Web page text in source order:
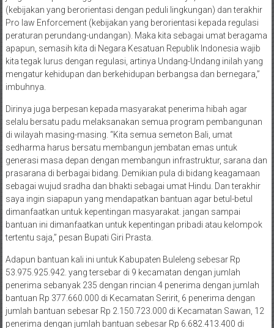
(kebijakan yang berorientasi dengan peduli lingkungan) dan terakhir
Pro law Enforcement (kebijakan yang berorientasi kepada regulasi
peraturan perundang-undangan). Maka kita sebagai umat beragama
apapun, semasih kita di Negara Kesatuan Republik Indonesia wajib
kita tegak lurus dengan regulasi, artinya Undang-Undang inilah yang
mengatur kehidupan dan berkehidupan berbangsa dan bernegara,”
imbuhnya.
Dirinya juga berpesan kepada masyarakat penerima hibah agar
selalu bersatu padu melaksanakan semua program pembangunan
di wilayah masing-masing. “Kita semua semeton Bali, umat
sedharma harus bersatu membangun jembatan emas untuk
generasi masa depan dengan membangun infrastruktur, sarana dan
prasarana di berbagai bidang. Demikian pula di bidang keagamaan
sebagai wujud sradha dan bhakti sebagai umat Hindu. Dan terakhir
saya ingin siapapun yang mendapatkan bantuan agar betul-betul
dimanfaatkan untuk kepentingan masyarakat. jangan sampai
bantuan ini dimanfaatkan untuk kepentingan pribadi atau kelompok
tertentu saja,” pesan Bupati Giri Prasta.
Adapun bantuan kali ini untuk Kabupaten Buleleng sebesar Rp
53.975.925.942. yang tersebar di 9 kecamatan dengan jumlah
penerima sebanyak 235 dengan rincian 4 penerima dengan jumlah
bantuan Rp 377.660.000 di Kecamatan Seririt, 6 penerima dengan
jumlah bantuan sebesar Rp 2.150.723.000 di Kecamatan Sawan, 12
penerima dengan jumlah bantuan sebesar Rp 6.682.413.400 di